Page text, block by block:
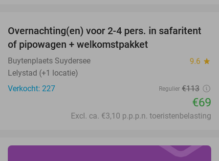
39%
Overnachting(en) voor 2-4 pers. in safaritent
of pipowagen + welkomstpakket
Buytenplaets Suydersee 9.6 star
Lelystad (+1 locatie)
Verkocht: 227
Regulier €113
€69
Excl. ca. €3,10 p.p.p.n. toeristenbelasting